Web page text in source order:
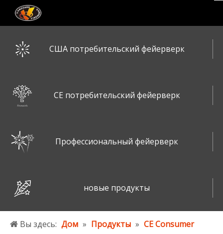
США потребительский фейерверк
CE потребительский фейерверк
Профессиональный фейерверк
новые продукты
Вы здесь: Дом » Продукты » CE Consumer